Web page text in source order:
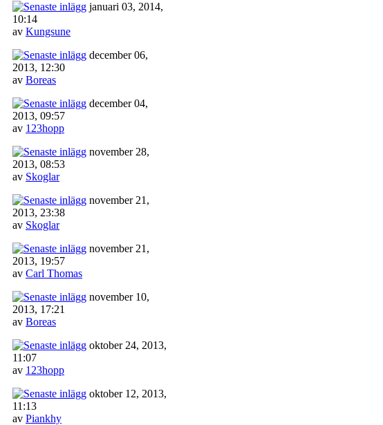
januari 03, 2014,
10:14
av Kungsune
december 06,
2013, 12:30
av Boreas
december 04,
2013, 09:57
av 123hopp
november 28,
2013, 08:53
av Skoglar
november 21,
2013, 23:38
av Skoglar
november 21,
2013, 19:57
av Carl Thomas
november 10,
2013, 17:21
av Boreas
oktober 24, 2013,
11:07
av 123hopp
oktober 12, 2013,
11:13
av Piankhy